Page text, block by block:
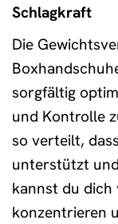
Schlagkraft
Die
sorgfältig
und Kontrolle
so verteilt,
unterstützt
kannst du dich
konzentrieren